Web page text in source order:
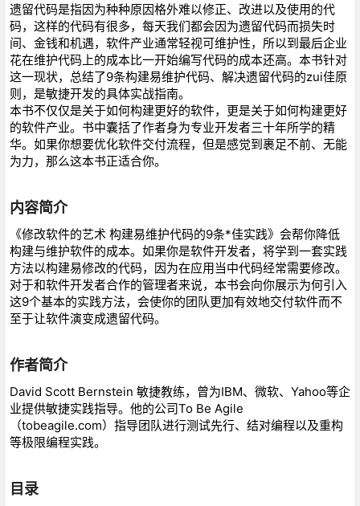
遗留代码是指因为种种原因格外难以修正、改进以及使用的代
码，这样的代码有很多，每天我们都会因为遗留代码而损失时
间、金钱和机遇，软件产业通常轻视可维护性，所以到最后企业
花在维护代码上的成本比一开始编写代码的成本还高。本书针对
这一现状，总结了9条构建易维护代码、解决遗留代码的zui佳原
则，是敏捷开发的具体实战指南。
本书不仅仅是关于如何构建更好的软件，更是关于如何构建更好
的软件产业。书中囊括了作者身为专业开发者三十年所学的精
华。如果你想要优化软件交付流程，但是感觉到裹足不前、无能
为力，那么这本书正适合你。
内容简介
《修改软件的艺术 构建易维护代码的9条*佳实践》会帮你降低
构建与维护软件的成本。如果你是软件开发者，将学到一套实践
方法以构建易修改的代码，因为在应用当中代码经常需要修改。
对于和软件开发者合作的管理者来说，本书会向你展示为何引入
这9个基本的实践方法，会使你的团队更加有效地交付软件而不
至于让软件演变成遗留代码。
作者简介
David Scott Bernstein 敏捷教练，曾为IBM、微软、Yahoo等企
业提供敏捷实践指导。他的公司To Be Agile
（tobeagile.com）指导团队进行测试先行、结对编程以及重构
等极限编程实践。
目录